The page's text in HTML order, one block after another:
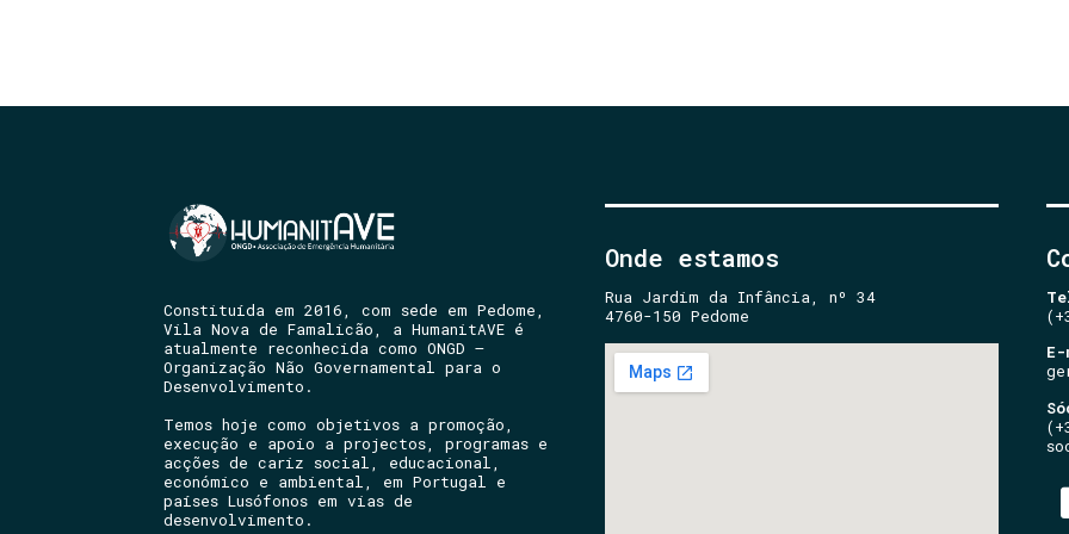
Constituída em 2016, com sede em Pedome,
Vila Nova de Famalicão, a HumanitAVE é
atualmente reconhecida como ONGD –
Organização Não Governamental para o
Desenvolvimento.
Temos hoje como objetivos a promoção,
execução e apoio a projectos, programas e
acções de cariz social, educacional,
económico e ambiental, em Portugal e
países Lusófonos em vias de
desenvolvimento.
Onde estamos
Rua Jardim da Infância, nº 34
4760-150 Pedome